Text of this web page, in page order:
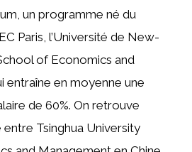
un programme né du
Paris, l’Université de New-
of Economics and
entraîne en moyenne une
de 60%. On retrouve
entre Tsinghua University